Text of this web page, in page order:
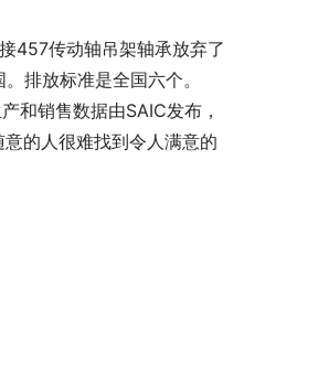
457传动轴吊架轴承放弃了
排放标准是全国六个。
和销售数据由SAIC发布，
的人很难找到令人满意的